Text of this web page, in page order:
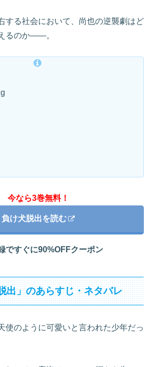
する社会において、尚也の逆襲劇はど
るのか——。
今なら3巻無料！
負け犬脱出を読む
ですぐに90%OFFクーポン
出」のあらすじ・ネタバレ
使のように可愛いと言われた少年だっ